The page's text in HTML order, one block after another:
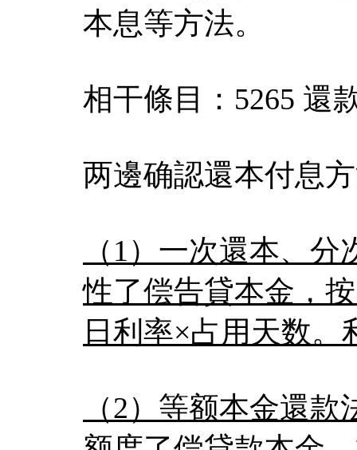
本息等方法。
相干條目：5265 還
两邊确認還本付息
（1）一次還本、
性了偿告貸本金，
日利率×占用天数
（2）等额本金還